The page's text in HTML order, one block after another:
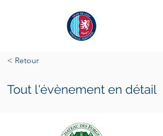
< Retour
Tout l'évènement en détail